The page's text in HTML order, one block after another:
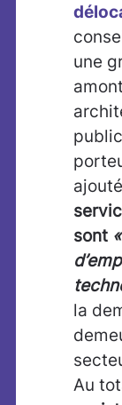
une
sont
la
Au